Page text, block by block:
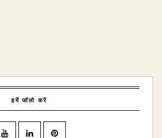
हमें फॉलो करें